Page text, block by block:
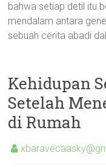
bahwa setiap detil itu
mendalam antara
sebuah cerita abadi
Kehidupan
Setelah
di Rumah